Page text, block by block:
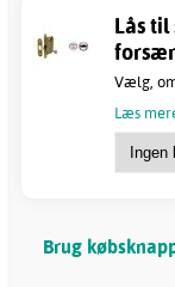
Lås
Vælg,
Læs
Brug